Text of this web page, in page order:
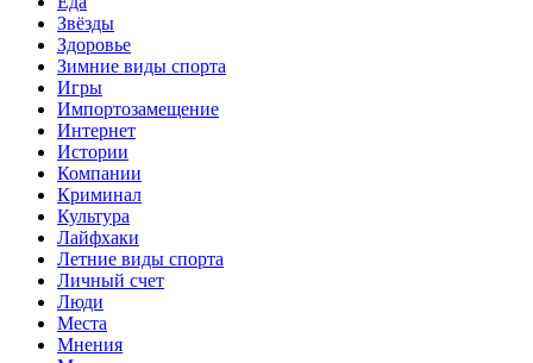
Звёзды
Здоровье
Зимние виды спорта
Игры
Импортозамещение
Интернет
Истории
Компании
Криминал
Культура
Лайфхаки
Летние виды спорта
Личный счет
Люди
Места
Мнения